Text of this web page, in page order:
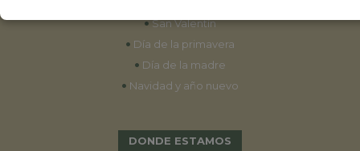
•San Valentín
• Día de la primavera
• Día de la madre
• Navidad y año nuevo
DONDE ESTAMOS